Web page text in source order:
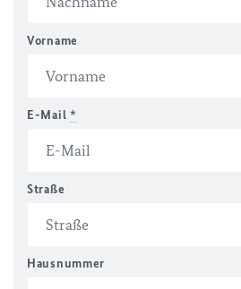
Vorname
E-Mail *
Straße
Hausnummer